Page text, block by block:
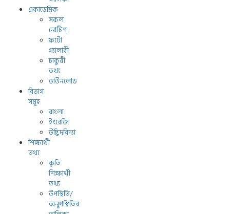
একাডেমিক
সকল
নোটিশ
ফটো
গ্যালারী
চাকুরী
তথ্য
ডাউনলোড
বিভাগ
সমূহ
বাংলা
ইংরেজি
উদ্ভিদবিদ্যা
শিক্ষার্থী
তথ্য
কৃতি
শিক্ষার্থী
তথ্য
উপস্থিতি/
অনুপস্থিতির